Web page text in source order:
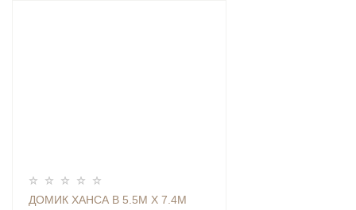
ДОМИК ХАНСА В 5.5М Х 7.4М